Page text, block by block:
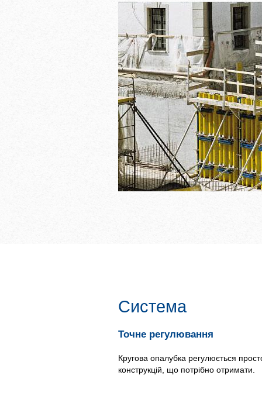
гнучка та витривала
Dokaplex 21 мм
Система
Точне регулювання
Кругова опалубка регулюється
конструкцій, що потрібно отримати.